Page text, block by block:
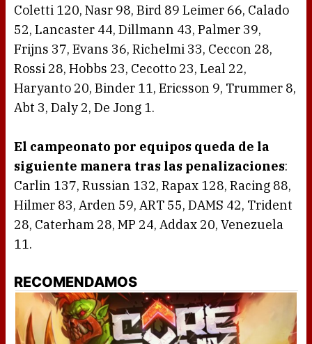
Coletti 120, Nasr 98, Bird 89 Leimer 66, Calado
52, Lancaster 44, Dillmann 43, Palmer 39,
Frijns 37, Evans 36, Richelmi 33, Ceccon 28,
Rossi 28, Hobbs 23, Cecotto 23, Leal 22,
Haryanto 20, Binder 11, Ericsson 9, Trummer 8,
Abt 3, Daly 2, De Jong 1.
El campeonato por equipos queda de la
siguiente manera tras las penalizaciones:
Carlin 137, Russian 132, Rapax 128, Racing 88,
Hilmer 83, Arden 59, ART 55, DAMS 42, Trident
28, Caterham 28, MP 24, Addax 20, Venezuela
11.
RECOMENDAMOS